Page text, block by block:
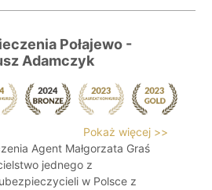
Połajewo -
Adamczyk
Pokaż więcej >>
Agent Małgorzata Graś
jednego z
w Polsce z